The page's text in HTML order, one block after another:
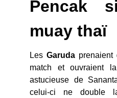
Pencak
muay thaï
Les Garudaprenaient
match et ouvraient
astucieuse de
celui-ci ne double